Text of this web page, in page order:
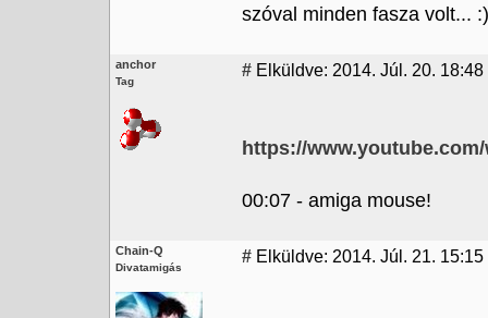
szóval minden fasza volt... :)
anchor
Tag
# Elküldve: 2014. Júl. 20.
https://
00:07 - amiga mouse!
Chain-Q
Divatamigás
# Elküldve: 2014. Júl. 21. 15:15